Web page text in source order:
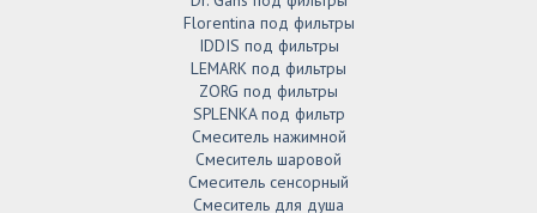
Florentina под фильтры
IDDIS под фильтры
LEMARK под фильтры
ZORG под фильтры
SPLENKA под фильтр
Смеситель нажимной
Смеситель шаровой
Смеситель сенсорный
Смеситель для душа